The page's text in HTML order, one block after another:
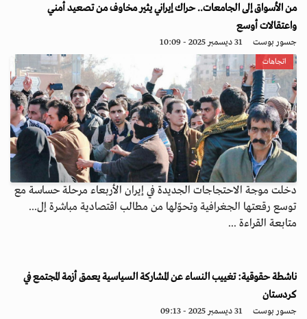
من الأسواق إلى الجامعات.. حراك إيراني يثير مخاوف من تصعيد أمني
واعتقالات أوسع
جسور بوست 31 ديسمبر 2025 - 10:09
اتجاهات
دخلت موجة الاحتجاجات الجديدة في إيران الأربعاء مرحلة حساسة مع
توسع رقعتها الجغرافية وتحوّلها من مطالب اقتصادية مباشرة إل...
متابعة القراءة ...
ناشطة حقوقية: تغييب النساء عن المشاركة السياسية يعمق أزمة المجتمع في
كردستان
جسور بوست 31 ديسمبر 2025 - 09:13